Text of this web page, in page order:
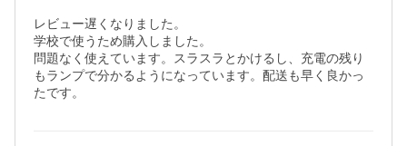
レビュー遅くなりました。
学校で使うため購入しました。
問題なく使えています。スラスラとかけるし、充電の残り
もランプで分かるようになっています。配送も早く良かっ
たです。